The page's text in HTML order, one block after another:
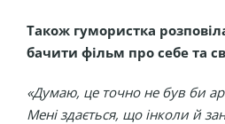
Також гумористка
бачити фільм про себе та
«Думаю, це точно не був би
Мені здається, що інколи й